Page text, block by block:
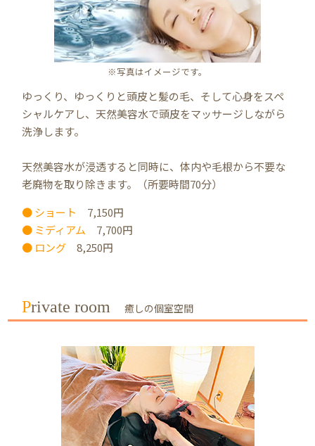
※写真はイメージです。
ゆっくり、ゆっくりと頭皮と髪の毛、そして心身をスペ
シャルケアし、天然美容水で頭皮をマッサージしながら
洗浄します。
天然美容水が浸透すると同時に、体内や毛根から不要な
老廃物を取り除きます。（所要時間70分）
● ショート
7,150円
● ミディアム 7,700円
● ロング 8,250円
Private room 癒しの個室空間